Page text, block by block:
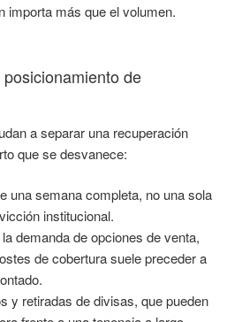
importa más que el volumen.
de
a separar una recuperación
que se desvanece:
una semana completa, no una sola
institucional.
demanda de opciones de venta,
de cobertura suele preceder a
y retiradas de divisas, que pueden